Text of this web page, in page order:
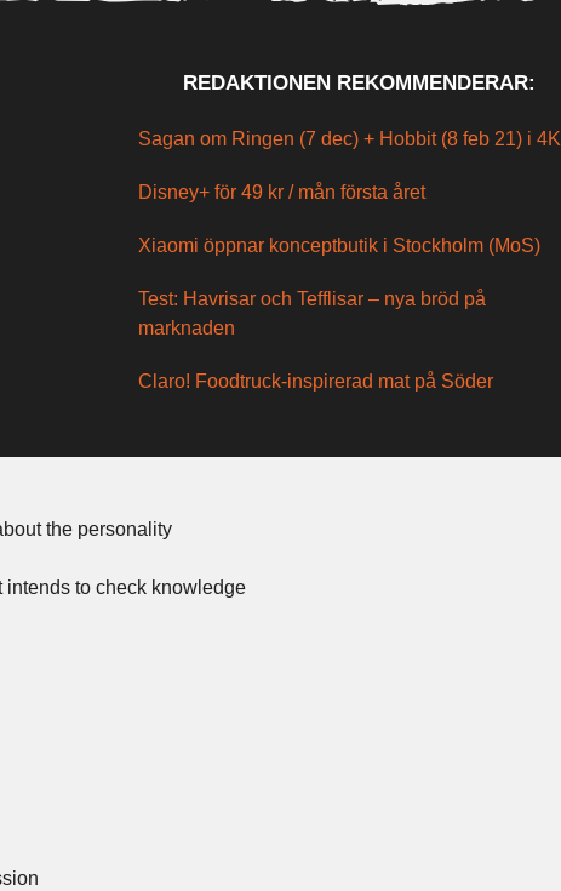
REDAKTIONEN REKOMMENDERAR:
Sagan om Ringen (7 dec) + Hobbit (8 feb 21) i 4K
Disney+ för 49 kr / mån första året
Xiaomi öppnar konceptbutik i Stockholm (MoS)
Test: Havrisar och Tefflisar – nya bröd på
marknaden
Claro! Foodtruck-inspirerad mat på Söder
the personality
intends to check knowledge